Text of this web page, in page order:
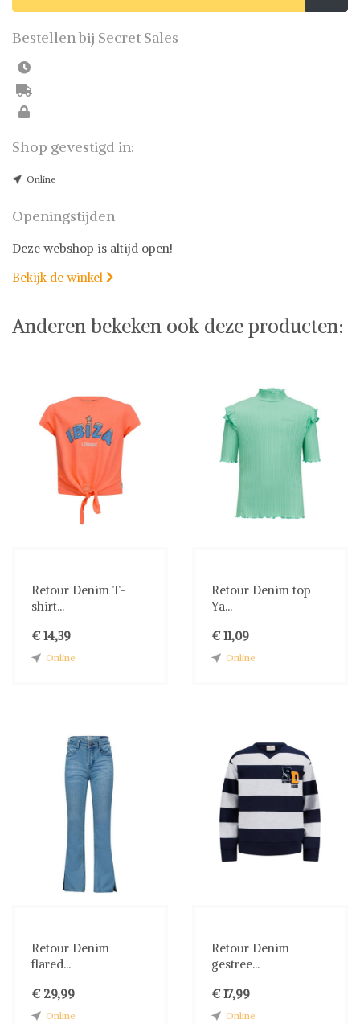
Bestellen bij Secret Sales
Shop gevestigd in:
Online
Openingstijden
Deze webshop is altijd open!
Bekijk de winkel 
Anderen bekeken ook deze producten:
Retour Denim T-
shirt...
€ 14,39
Online
Retour Denim top
Ya...
€ 11,09
Online
Retour Denim
flared...
€ 29,99
Online
Retour Denim
gestree...
€ 17,99
Online